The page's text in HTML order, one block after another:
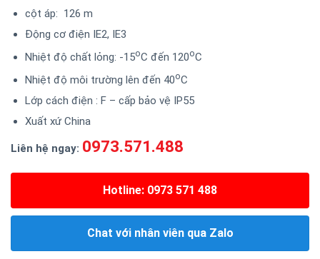
cột áp: 126 m
Động cơ điện IE2, IE3
Nhiệt độ chất lỏng: -15oC đến 120oC
Nhiệt độ môi trường lên đến 40oC
Lớp cách điện : F – cấp bảo vệ IP55
Xuất xứ China
Liên hệ ngay: 0973.571.488
Hotline: 0973 571 488
Chat với nhân viên qua Zalo